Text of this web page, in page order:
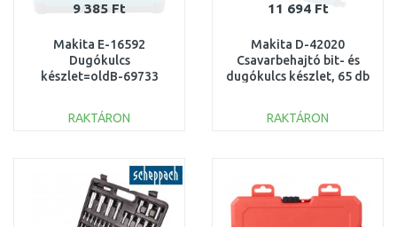
9 385 Ft
Makita E-16592
Dugókulcs
készlet=oldB-69733
RAKTÁRON
Összehasonlítás
11 694 Ft
Makita D-42020
Csavarbehajtó bit- és
dugókulcs készlet, 65 db
RAKTÁRON